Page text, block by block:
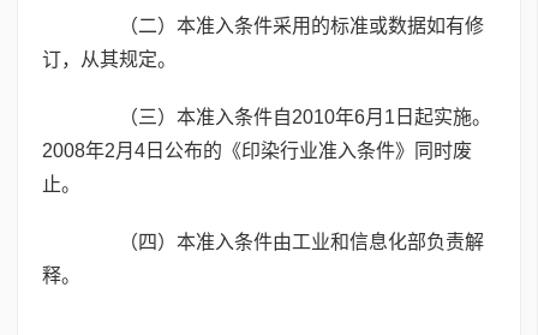
（二）本准入条件采用的标准或数据如有修
订，从其规定。
（三）本准入条件自2010年6月1日起实施。
2008年2月4日公布的《印染行业准入条件》同时废
止。
（四）本准入条件由工业和信息化部负责解
释。